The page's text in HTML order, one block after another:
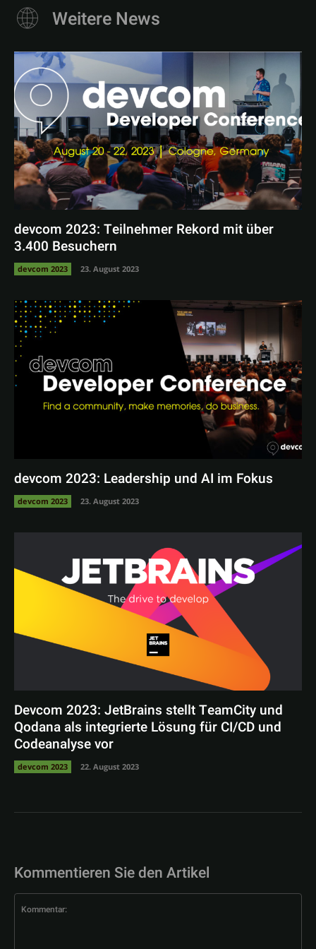
Weitere News
devcom 2023: Teilnehmer Rekord mit über
3.400 Besuchern
devcom 2023 23. August 2023
devcom 2023: Leadership und AI im Fokus
devcom 2023 23. August 2023
Devcom 2023: JetBrains stellt TeamCity und
Qodana als integrierte Lösung für CI/CD und
Codeanalyse vor
devcom 2023 22. August 2023
Kommentieren Sie den Artikel